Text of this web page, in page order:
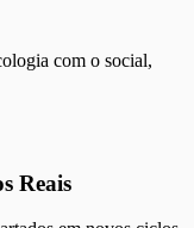
com o social,
Reais